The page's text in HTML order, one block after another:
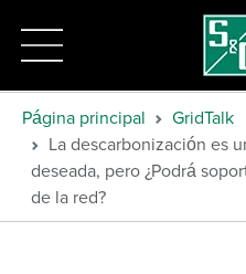
Página principal
GridTalk
La descarbonización es
deseada, pero ¿Podrá
de la red?